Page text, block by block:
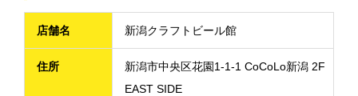
店舗名 新潟クラフトビール館
住所
新潟市中央区花園1-1-1 CoCoLo新潟 2F
EAST SIDE